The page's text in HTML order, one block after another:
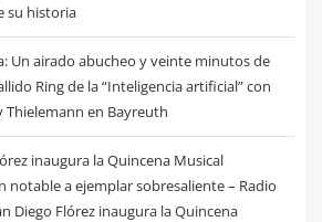
su historia
Un airado abucheo y veinte minutos de
Ring de la “Inteligencia artificial” con
en Bayreuth
inaugura la Quincena Musical
notable a ejemplar sobresaliente – Radio
Diego Flórez inaugura la Quincena